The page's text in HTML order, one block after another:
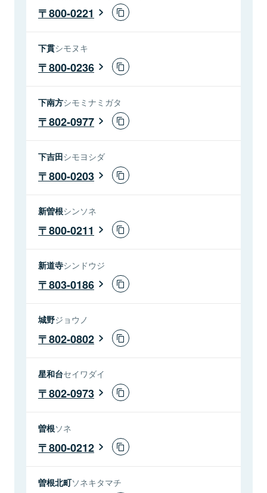
800-0221
下貫シモヌキ
800-0236
下南方シモミナミガタ
802-0977
下吉田シモヨシダ
800-0203
新曽根シンソネ
800-0211
新道寺シンドウジ
803-0186
城野ジョウノ
802-0802
星和台セイワダイ
802-0973
曽根ソネ
800-0212
曽根北町ソネキタマチ